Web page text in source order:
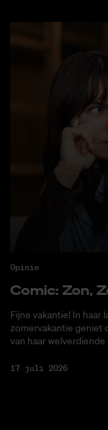
Opinie
Co­mic: Zon,
Fijne vakantie! In haar
zomervakantie geniet
van haar welverdiende
17 juli 2026